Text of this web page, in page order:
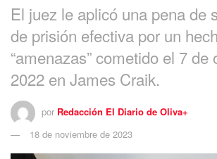
El juez le aplicó una pena de
de prisión efectiva por un
“amenazas” cometido el 7 de
2022 en James Craik.
por Redacción El Diario de Oliva+
18 de noviembre de 2023